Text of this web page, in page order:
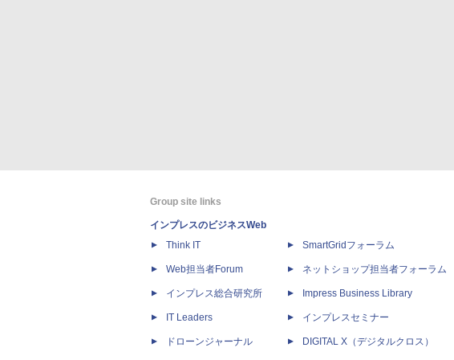
Group site links
インプレスのビジネスWeb
Think IT
Web担当者Forum
インプレス総合研究所
IT Leaders
ドローンジャーナル
SmartGridフォーラム
ネットショップ担当者フォーラム
Impress Business Library
インプレスセミナー
DIGITAL X（デジタルクロス）